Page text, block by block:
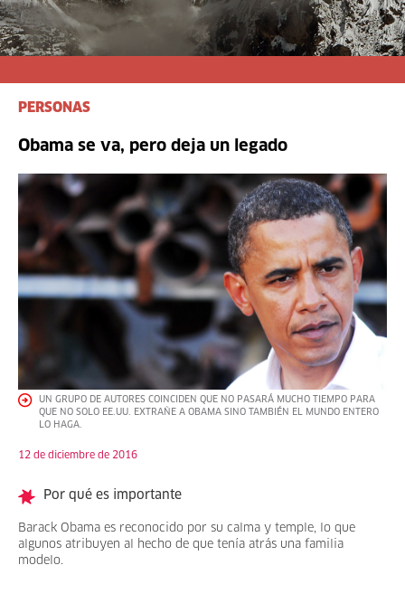
PERSONAS
Obama se va, pero deja un legado
UN GRUPO DE AUTORES COINCIDEN QUE NO PASARÁ MUCHO TIEMPO PARA
QUE NO SOLO EE.UU. EXTRAÑE A OBAMA SINO TAMBIÉN EL MUNDO ENTERO
LO HAGA.
12 de diciembre de 2016
Por qué es importante
Barack Obama es reconocido por su calma y temple, lo que
algunos atribuyen al hecho de que tenía atrás una familia
modelo.